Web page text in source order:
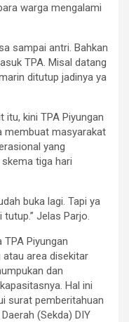
warga mengalami
sampai antri. Bahkan
TPA. Misal datang
ditutup jadinya ya
kini TPA Piyungan
membuat masyarakat
yang
tiga hari
buka lagi. Tapi ya
Jelas Parjo.
Piyungan
area disekitar
dan
Hal ini
surat pemberitahuan
(Sekda) DIY